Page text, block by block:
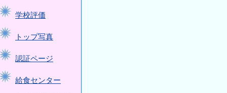
学校評価
トップ写真
認証ページ
給食センター